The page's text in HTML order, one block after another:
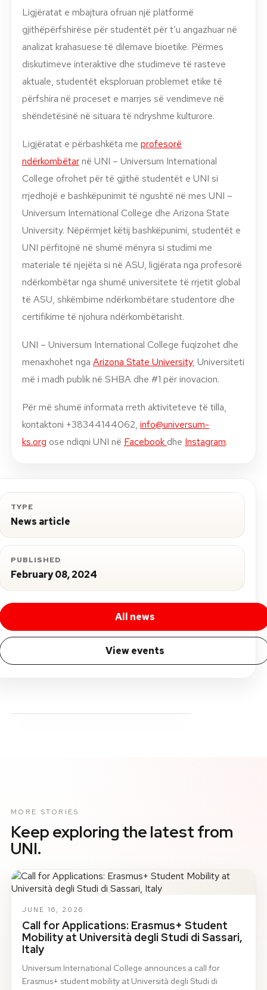
Ligjëratat e mbajtura ofruan një platformë
gjithëpërfshirëse për studentët për t’u angazhuar në
analizat krahasuese të dilemave bioetike. Përmes
diskutimeve interaktive dhe studimeve të rasteve
aktuale, studentët eksploruan problemet etike të
përfshira në proceset e marrjes së vendimeve në
shëndetësinë në situara të ndryshme kulturore.
Ligjëratat e përbashkëta me profesorë
ndërkombëtarnë UNI – Universum International
College ofrohet për të gjithë studentët e UNI si
rrjedhojë e bashkëpunimit të ngushtë në mes UNI –
Universum International College dhe Arizona State
University. Nëpërmjet këtij bashkëpunimi, studentët e
UNI përfitojnë në shumë mënyra si studimi me
materiale të njejëta si në ASU, ligjërata nga profesorë
ndërkombëtar nga shumë universitete të rrjetit global
të ASU, shkëmbime ndërkombëtare studentore dhe
certifikime të njohura ndërkombëtarisht.
UNI – Universum International College fuqizohet dhe
menaxhohet nga Arizona State University, Universiteti
më i madh publik në SHBA dhe #1 për inovacion.
Për më shumë informata rreth aktiviteteve të tilla,
kontaktoni +38344144062, info@universum-
ks.org ose ndiqni UNI në Facebook dhe Instagram.
TYPE
News article
PUBLISHED
February 08, 2024
All news
View events
MORE STORIES
Keep exploring the latest from
UNI.
JUNE 16, 2026
Call for Applications: Erasmus+ Student
Mobility at Università degli Studi di Sassari,
Italy
Universum International College announces a call for
Erasmus+ student mobility at Università degli Studi di